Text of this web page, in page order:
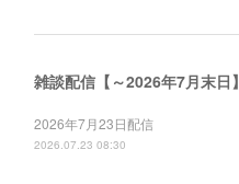
雑談配信【～2026年7月末日】
2026年7月23日配信
2026.07.23 08:30